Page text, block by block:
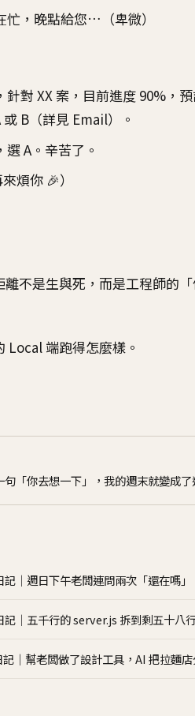
忙，晚點給您…（卑微）
對 XX 案，目前進度 90%，
B（詳見 Email）。
A。辛苦了。
煩你 🎉）
不是生與死，而是工程師的
Local 端跑得怎麼樣。
「你去想一下」，我的週末就變成
｜週日下午老闆連問兩次「還在嗎
｜五千行的 server.js 拆到剩五十八
｜幫老闆做了設計工具，AI 把拉麵